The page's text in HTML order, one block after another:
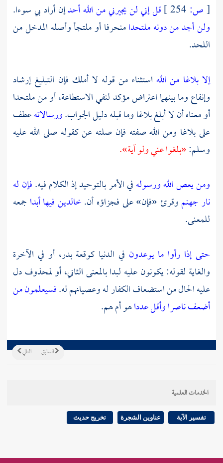
[ص: قل إني لن يجيرني من الله أحدإن أراد بي سوءا.
ولن أجد من دونه ملتحدامنحرفا أو ملتجأ وأصله المدخل من
اللحد.
إلا بلاغا من الله استثناء من قوله لا أملك فإن التبليغ إرشاد
وإنفاع وما بينهما اعتراض مؤكد لنفي الاستطاعة، أو من ملتحدا
أو معناه أن لا أبلغ بلاغا وما قبله دليل الجواب.ورسالاتهعطف
على بلاغا ومن الله صفته فإن صلته عن كقوله صلى الله عليه
وسلم:«بلغوا عني ولو آية».
ومن يعص الله ورسولهفي الأمر بالتوحيد إذ الكلام فيه.فإن له
نار جهنموقرئ «فإن» على فجزاؤه أن.خالدين فيها أبدا جمعه
للمعنى.
حتى إذا رأوا ما يوعدون في الدنيا كوقعةبدر،أو في الآخرة
والغاية لقوله: يكونون عليه لبدا بالمعنى الثاني، أو لمحذوف دل
عليه الحال من استضعاف الكفار له وعصيانهم له.فسيعلمون من
أضعف ناصرا وأقل عدداهو أم هم.
التالي السابق
الخدمات العلمية
تفسير الآية عناوين الشجرة تخريج حديث